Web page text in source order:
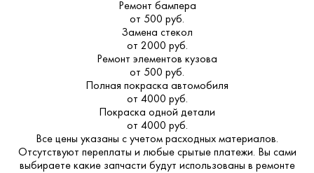
Ремонт бампера
от 500 руб.
Замена стекол
от 2000 руб.
Ремонт элементов кузова
от 500 руб.
Полная покраска автомобиля
от 4000 руб.
Покраска одной детали
от 4000 руб.
Все цены указаны с учетом расходных материалов.
Отсутствуют переплаты и любые срытые платежи. Вы сами
выбираете какие запчасти будут использованы в ремонте